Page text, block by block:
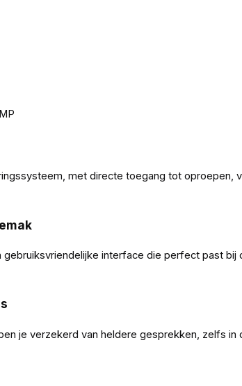
met directe toegang tot oproepen,
interface die perfect past
je verzekerd van heldere gesprekken, zelfs